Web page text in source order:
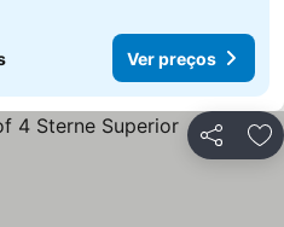
Ver preços
Partilhar